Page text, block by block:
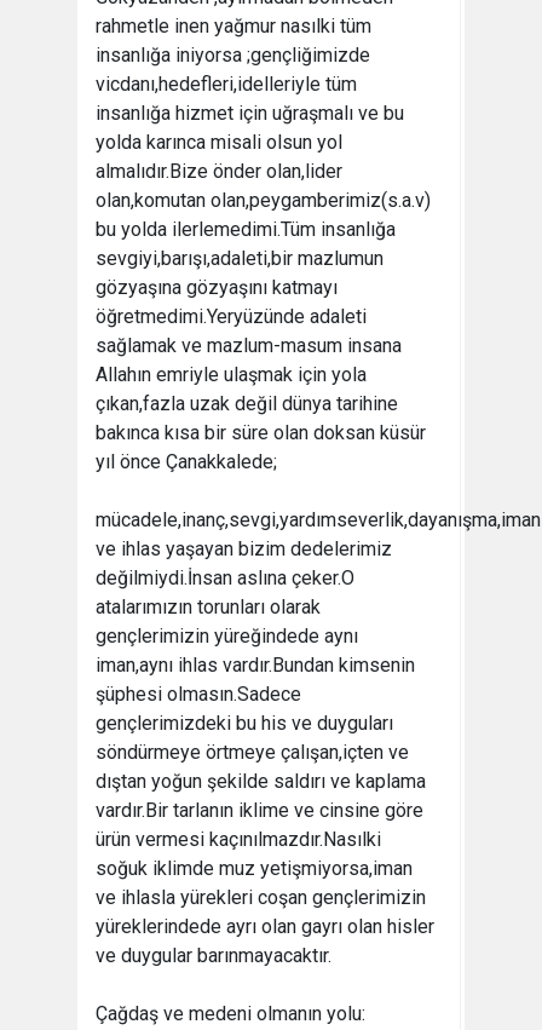
rahmetle inen yağmur nasılki tüm
insanlığa iniyorsa ;gençliğimizde
vicdanı,hedefleri,idelleriyle tüm
insanlığa hizmet için uğraşmalı ve bu
yolda karınca misali olsun yol
almalıdır.Bize önder olan,lider
olan,komutan olan,peygamberimiz(s.a.v)
bu yolda ilerlemedimi.Tüm insanlığa
sevgiyi,barışı,adaleti,bir mazlumun
gözyaşına gözyaşını katmayı
öğretmedimi.Yeryüzünde adaleti
sağlamak ve mazlum-masum insana
Allahın emriyle ulaşmak için yola
çıkan,fazla uzak değil dünya tarihine
bakınca kısa bir süre olan doksan küsür
yıl önce Çanakkalede;
mücadele,inanç,sevgi,yardımseverlik,dayanışma,iman
ve ihlas yaşayan bizim dedelerimiz
değilmiydi.İnsan aslına çeker.O
atalarımızın torunları olarak
gençlerimizin yüreğindede aynı
iman,aynı ihlas vardır.Bundan kimsenin
şüphesi olmasın.Sadece
gençlerimizdeki bu his ve duyguları
söndürmeye örtmeye çalışan,içten ve
dıştan yoğun şekilde saldırı ve kaplama
vardır.Bir tarlanın iklime ve cinsine göre
ürün vermesi kaçınılmazdır.Nasılki
soğuk iklimde muz yetişmiyorsa,iman
ve ihlasla yürekleri coşan gençlerimizin
yüreklerindede ayrı olan gayrı olan hisler
ve duygular barınmayacaktır.
Çağdaş ve medeni olmanın yolu: